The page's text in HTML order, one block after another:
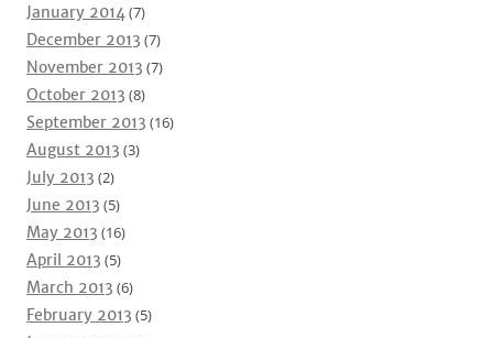
January 2014 (7)
December 2013 (7)
November 2013 (7)
October 2013 (8)
September 2013 (16)
August 2013 (3)
July 2013 (2)
June 2013 (5)
May 2013 (16)
April 2013 (5)
March 2013 (6)
February 2013 (5)